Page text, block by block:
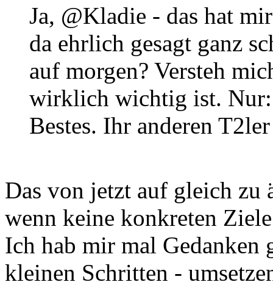
Ja, @Kladie - das hat
da ehrlich gesagt ganz
auf morgen? Versteh
wirklich wichtig ist. Nur:
Bestes. Ihr anderen
Das von jetzt auf gleich zu
wenn keine konkreten
Ich hab mir mal Gedanken
kleinen Schritten -